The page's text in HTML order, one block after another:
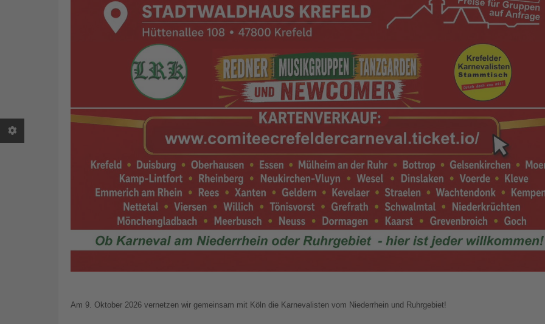
Am 9. Oktober 2026 vernetzen wir gemeinsam mit Köln die Karnevalisten vom Niederrhein und Ruhrgebiet!